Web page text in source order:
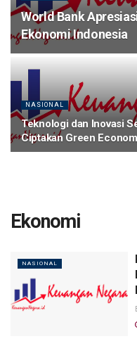
World Bank
Ekonomi Indonesia
NASIONAL
Teknologi dan Inovasi
Ciptakan Green
Ekonomi
NASIONAL